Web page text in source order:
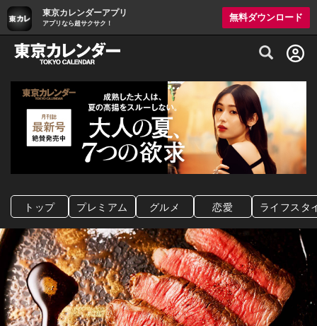
東京カレンダーアプリ
アプリなら超サクサク！
無料ダウンロード
グルメ情報・プレミアムレストラン予約
トップ プレミアム グルメ 恋愛 ライフスタ